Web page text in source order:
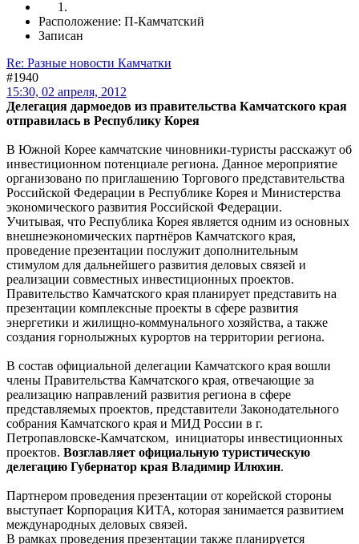
Расположение: П-Камчатский
Записан
Re: Разные новости Камчатки
#1940
15:30, 02 апреля, 2012
Делегация дармоедов из правительства Камчатского края
отправилась в Республику Корея
В Южной Корее камчатские чиновники-туристы расскажут об
инвестиционном потенциале региона. Данное мероприятие
организовано по приглашению Торгового представительства
Российской Федерации в Республике Корея и Министерства
экономического развития Российской Федерации.
Учитывая, что Республика Корея является одним из основных
внешнеэкономических партнёров Камчатского края,
проведение презентации послужит дополнительным
стимулом для дальнейшего развития деловых связей и
реализации совместных инвестиционных проектов.
Правительство Камчатского края планирует представить на
презентации комплексные проекты в сфере развития
энергетики и жилищно-коммунального хозяйства, а также
создания горнолыжных курортов на территории региона.
В состав официальной делегации Камчатского края вошли
члены Правительства Камчатского края, отвечающие за
реализацию направлений развития региона в сфере
представляемых проектов, представители Законодательного
собрания Камчатского края и МИД России в г.
Петропавловске-Камчатском, инициаторы инвестиционных
проектов. Возглавляет официальную туристическую
делегацию Губернатор края Владимир Илюхин.
Партнером проведения презентации от корейской стороны
выступает Корпорация КИТА, которая занимается развитием
международных деловых связей.
В рамках проведения презентации также планируется